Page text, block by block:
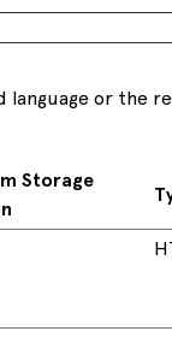
or the
Storage